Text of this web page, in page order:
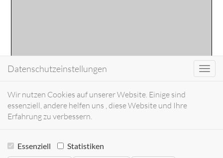
Datenschutzeinstellungen
Wir nutzen Cookies auf unserer Website. Einige sind
essenziell, andere helfen uns , diese Website und Ihre
Erfahrung zu verbessern.
Essenziell Statistiken